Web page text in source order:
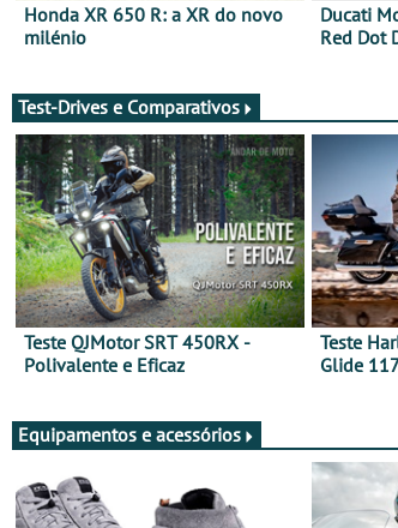
Honda XR 650 R: a XR do novo
milénio
Ducati
Red Dot
Test-Drives e Comparativos
Teste QJMotor SRT 450RX -
Polivalente e Eficaz
Teste
Glide
Equipamentos e acessórios